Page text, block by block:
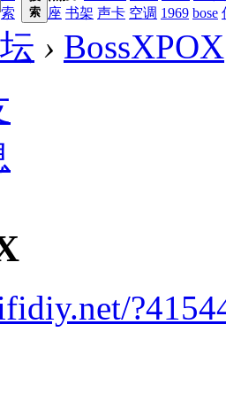
索
索
座 书架 声卡 空调 1969 bose
› BossXPOX